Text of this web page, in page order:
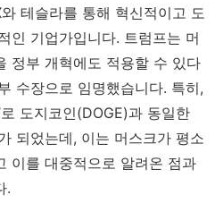
테슬라를 통해 혁신적이고 도
인 기업가입니다. 트럼프는 머
정부 개혁에도 적용할 수 있다
수장으로 임명했습니다. 특히,
로 도지코인(DOGE)과 동일한
되었는데, 이는 머스크가 평소
이를 대중적으로 알려온 점과
.